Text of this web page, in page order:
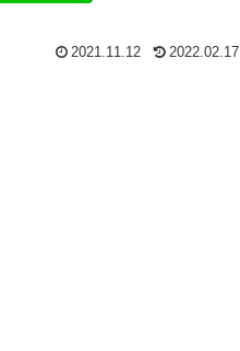
2021.11.12 2022.02.17